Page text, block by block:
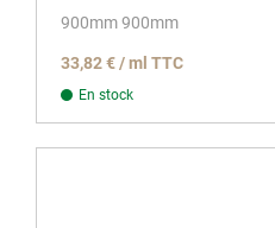
900mm 900mm
33,82 € / ml TTC
En stock